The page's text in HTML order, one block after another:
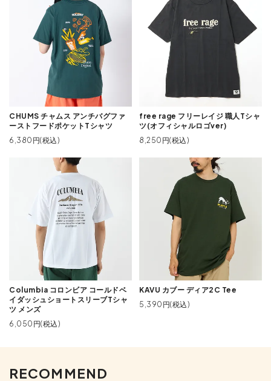
CHUMS チャムス アンチバグファ
ーストフードポケットTシャツ
6,380円(税込)
free rage フリーレイジ 職人Tシャ
ツ(オフィシャルロゴver)
8,250円(税込)
Columbia コロンビア コールドベ
イダッシュショートスリーブTシャ
ツ メンズ
6,050円(税込)
KAVU カブー ディア2C Tee
5,390円(税込)
RECOMMEND